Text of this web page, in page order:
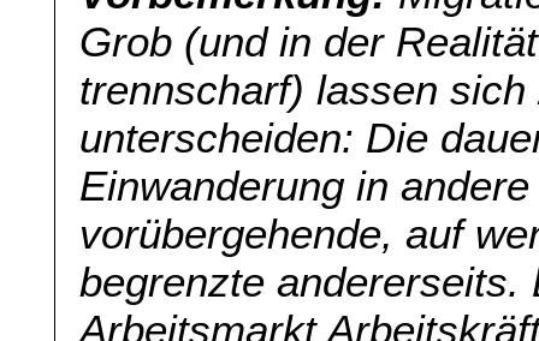
Grob (und in der
trennscharf) lassen
unterscheiden: Die
Einwanderung in
vorübergehende, auf
begrenzte andererseits.
Arbeitsmarkt